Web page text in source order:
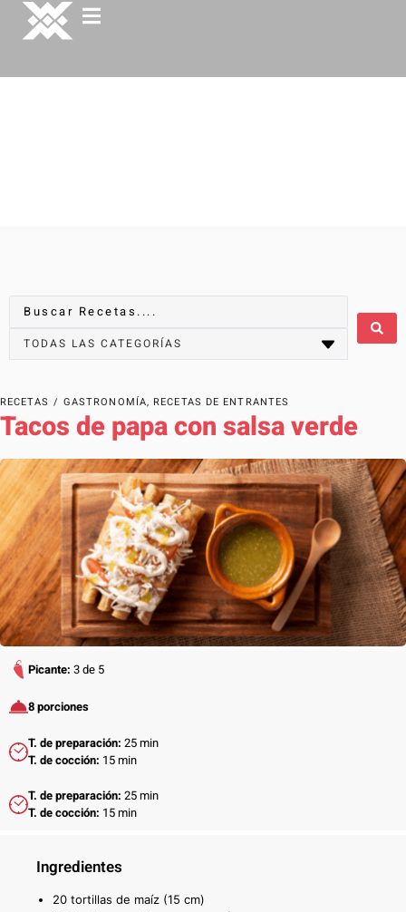
RECETAS / GASTRONOMÍA, RECETAS DE ENTRANTES
Tacos de papa con salsa verde
Picante: 3 de 5
8 porciones
T. de preparación: 25 min
T. de cocción: 15 min
T. de preparación: 25 min
T. de cocción: 15 min
Ingredientes
20 tortillas de maíz (15 cm)